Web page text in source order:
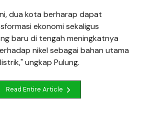
dua kota berharap dapat
ekonomi sekaligus
baru di tengah meningkatnya
nikel sebagai bahan utama
ungkap Pulung.
Read Entire Article